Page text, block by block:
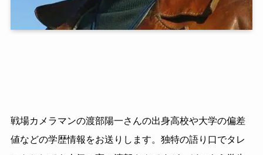
戦場カメラマンの渡部陽一さんの出身高校や大学の偏差
値などの学歴情報をお送りします。独特の語り口でタレ